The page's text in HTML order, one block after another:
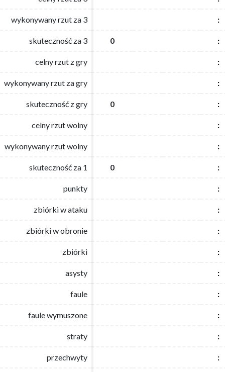
wykonywany rzut za 3 :
skuteczność za 3 0 :
celny rzut z gry :
wykonywany rzut za gry :
skuteczność z gry 0 :
celny rzut wolny :
wykonywany rzut wolny :
skuteczność za 1 0 :
punkty :
zbiórki w ataku :
zbiórki w obronie :
zbiórki :
asysty :
faule :
faule wymuszone :
straty :
przechwyty :
wykonywany rzut za 3 :
skuteczność za 3 0 :
celny rzut z gry :
wykonywany rzut za gry :
skuteczność z gry 0 :
celny rzut wolny :
wykonywany rzut wolny :
skuteczność za 1 0 :
punkty :
zbiórki w ataku :
zbiórki w obronie :
zbiórki :
asysty :
faule :
faule wymuszone :
straty :
przechwyty :